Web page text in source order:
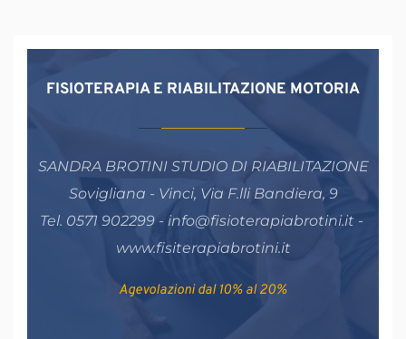
FISIOTERAPIA E RIABILITAZIONE MOTORIA
SANDRA BROTINI STUDIO DI RIABILITAZIONE
Sovigliana - Vinci, Via F.lli Bandiera, 9
Tel. 0571 902299 - info@fisioterapiabrotini.it -
www.fisiterapiabrotini.it
Agevolazioni dal 10% al 20%